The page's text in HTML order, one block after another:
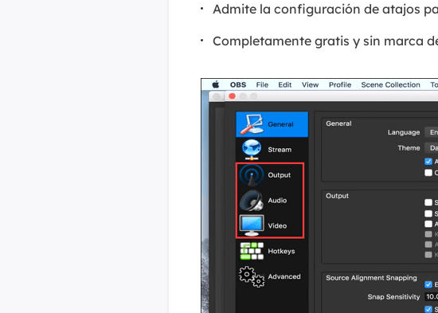
Admite la configuración de atajos
Completamente gratis y sin marca